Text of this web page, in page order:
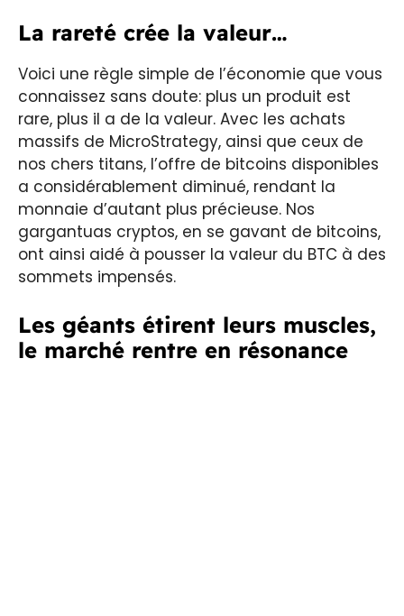
La rareté crée la valeur…
Voici une règle simple de l’économie que vous
connaissez sans doute: plus un produit est
rare, plus il a de la valeur. Avec les achats
massifs de MicroStrategy, ainsi que ceux de
nos chers titans, l’offre de bitcoins disponibles
a considérablement diminué, rendant la
monnaie d’autant plus précieuse. Nos
gargantuas cryptos, en se gavant de bitcoins,
ont ainsi aidé à pousser la valeur du BTC à des
sommets impensés.
Les géants étirent leurs muscles,
le marché rentre en résonance